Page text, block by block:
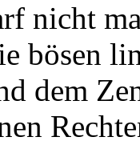
nicht
bösen
dem